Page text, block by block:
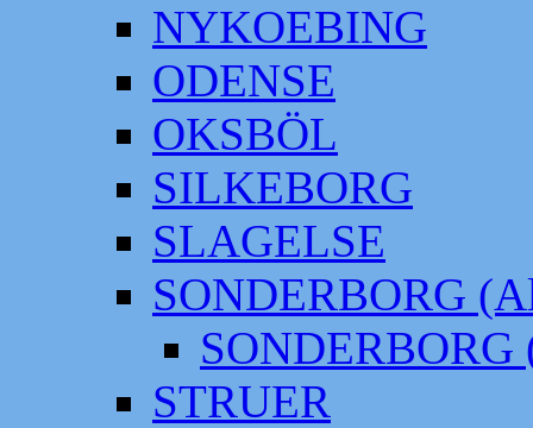
NYKOEBING
ODENSE
OKSBÖL
SILKEBORG
SLAGELSE
SONDERBORG
SONDERBORG
STRUER